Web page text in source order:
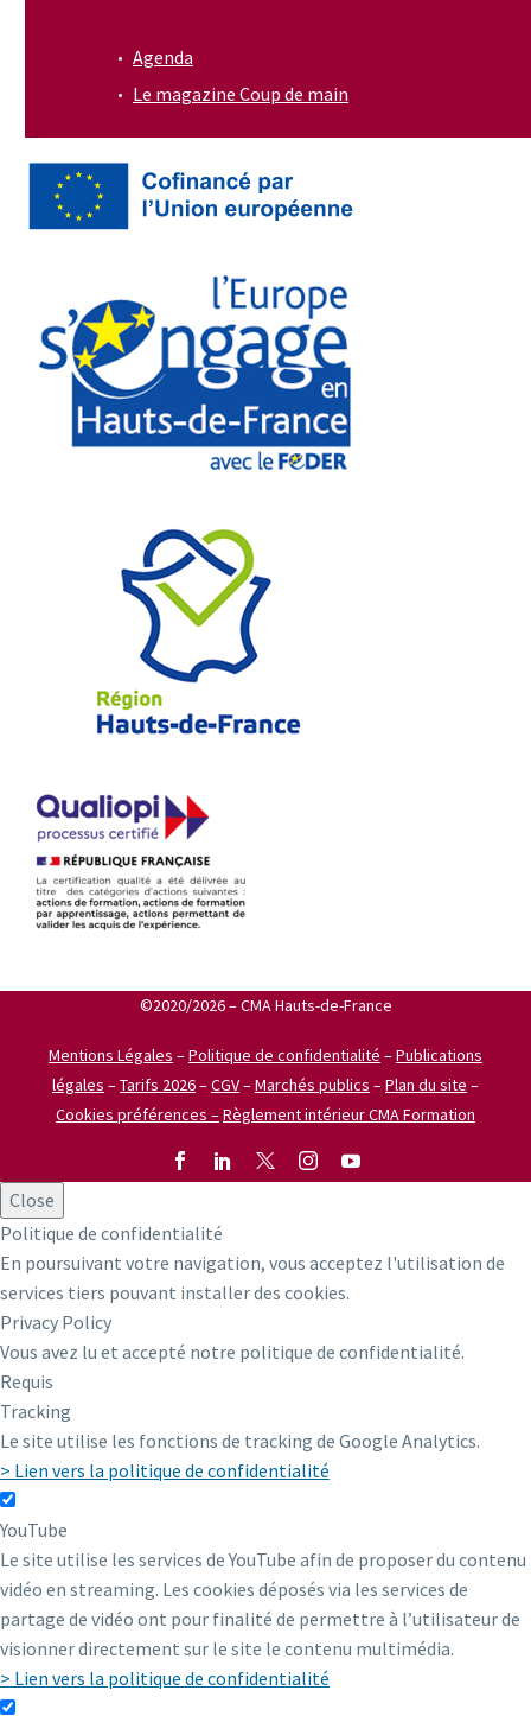
Agenda
Le magazine Coup de main
©2020/2026 – CMA Hauts-de-France
Mentions Légales –Politique de confidentialité –Publications
légales –Tarifs 2026–CGV–Marchés publics –Plan du site –
Cookies préférences –Règlement intérieur CMA Formation
Close
Politique de confidentialité
En poursuivant votre navigation, vous acceptez l'utilisation de
services tiers pouvant installer des cookies.
Privacy Policy
Vous avez lu et accepté notre politique de confidentialité.
Requis
Tracking
Le site utilise les fonctions de tracking de Google Analytics.
> Lien vers la politique de confidentialité
YouTube
Le site utilise les services de YouTube afin de proposer du contenu
vidéo en streaming. Les cookies déposés via les services de
partage de vidéo ont pour finalité de permettre à l’utilisateur de
visionner directement sur le site le contenu multimédia.
> Lien vers la politique de confidentialité